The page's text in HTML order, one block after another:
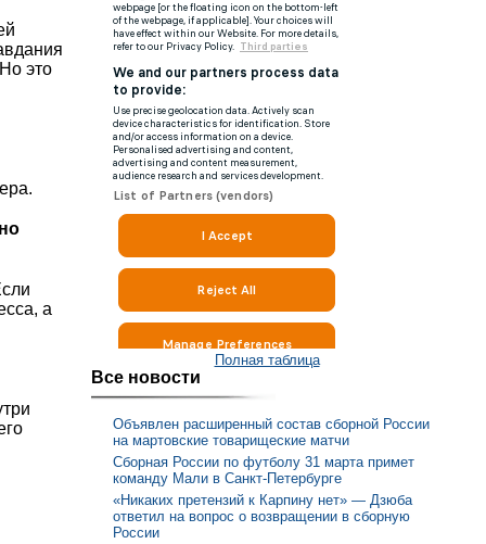
это
а
Полная таблица
Все новости
Объявлен расширенный состав сборной России
на мартовские товарищеские матчи
Сборная России по футболу 31 марта примет
команду Мали в Санкт-Петербурге
«Никаких претензий к Карпину нет» — Дзюба
ответил на вопрос о возвращении в сборную
России